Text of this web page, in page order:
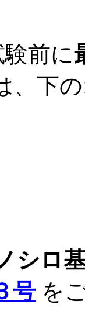
前に
、下
シロ
号を